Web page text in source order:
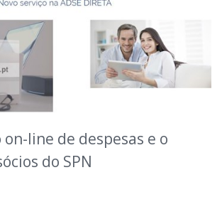
on-line de despesas e o
do SPN